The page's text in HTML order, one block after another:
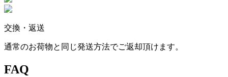
交換・返送
通常のお荷物と同じ発送方法でご返却頂けます。
FAQ